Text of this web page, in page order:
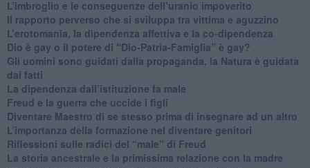
​L’imbroglio e le conseguenze dell’uranio impoverito
​Il rapporto perverso che si sviluppa tra vittima e aguzzino
L’erotomania, la dipendenza affettiva e la co-dipendenza
​Dio è gay o il potere di “Dio-Patria-Famiglia” è gay?
​Gli uomini sono guidati dalla propaganda, la Natura è guidata
dai fatti
La dipendenza dall’istituzione fa male
​Freud e la guerra che uccide i figli
​Diventare Maestro di se stesso prima di insegnare ad un altro
L’importanza della formazione nel diventare genitori
Riflessioni sulle radici del “male” di Freud
​La storia ancestrale e la primissima relazione con la madre